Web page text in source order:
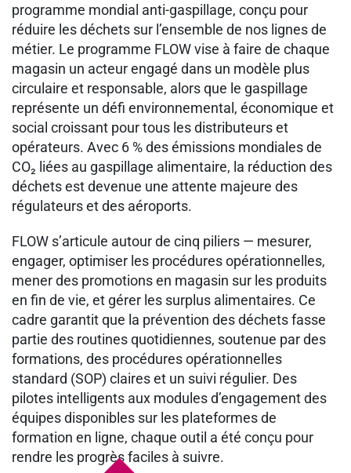
programme mondial anti-gaspillage, conçu pour
réduire les déchets sur l’ensemble de nos lignes de
métier. Le programme FLOW vise à faire de chaque
magasin un acteur engagé dans un modèle plus
circulaire et responsable, alors que le gaspillage
représente un défi environnemental, économique et
social croissant pour tous les distributeurs et
opérateurs. Avec 6 % des émissions mondiales de
CO₂ liées au gaspillage alimentaire, la réduction des
déchets est devenue une attente majeure des
régulateurs et des aéroports.
FLOW s’articule autour de cinq piliers — mesurer,
engager, optimiser les procédures opérationnelles,
mener des promotions en magasin sur les produits
en fin de vie, et gérer les surplus alimentaires. Ce
cadre garantit que la prévention des déchets fasse
partie des routines quotidiennes, soutenue par des
formations, des procédures opérationnelles
standard (SOP) claires et un suivi régulier. Des
pilotes intelligents aux modules d’engagement des
équipes disponibles sur les plateformes de
formation en ligne, chaque outil a été conçu pour
rendre les progrès faciles à suivre.